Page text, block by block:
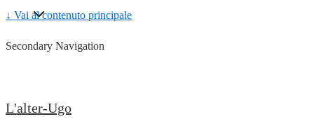
↓ Vai al contenuto principale
Secondary Navigation
L'alter-Ugo